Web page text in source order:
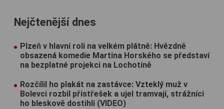
Nejčtenější dnes
Plzeň v hlavní roli na velkém plátně: Hvězdně
obsazená komedie Martina Horského se představí
na bezplatné projekci na Lochotíně
Rozčílil ho plakát na zastávce: Vzteklý muž v
Bolevci rozbil přístřešek a ujel tramvají, strážníci
ho bleskově dostihli (VIDEO)